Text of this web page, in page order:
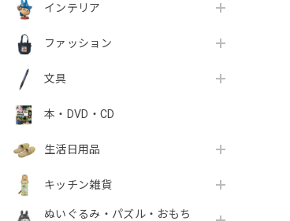
インテリア
ファッション
文具
本・DVD・CD
生活日用品
キッチン雑貨
ぬいぐるみ・パズル・おもち